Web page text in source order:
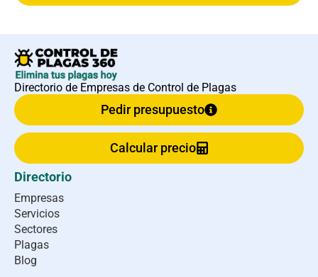
Directorio de Empresas de Control de Plagas
Pedir presupuesto
Calcular precio
Directorio
Empresas
Servicios
Sectores
Plagas
Blog